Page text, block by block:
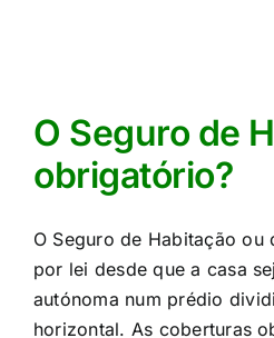
O Seguro de
obrigatório?
O Seguro de Habitação ou
por lei desde que a casa
autónoma num prédio
horizontal. As coberturas